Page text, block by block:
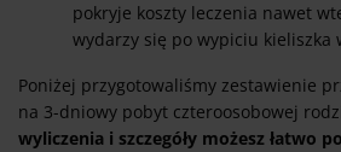
pokryje koszty leczenia nawet
wydarzy się po wypiciu kieliszka
Poniżej przygotowaliśmy zestawienie
na 3-dniowy pobyt czteroosobowej
wyliczenia i szczegóły możesz łatwo